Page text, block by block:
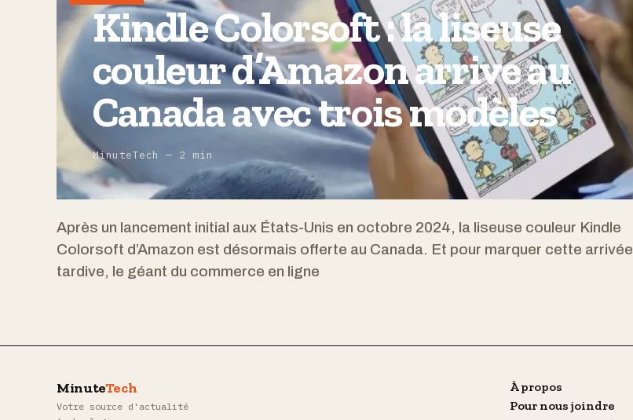
Kindle Colorsoft : la liseuse
couleur d’Amazon arrive au
Canada avec trois modèles
MinuteTech — 2 min
Après un lancement initial aux États-Unis en octobre 2024, la liseuse couleur Kindle
Colorsoft d’Amazon est désormais offerte au Canada. Et pour marquer cette arrivée
tardive, le géant du commerce en ligne
MinuteTech
Votre source d'actualité
À propos
Pour nous joindre